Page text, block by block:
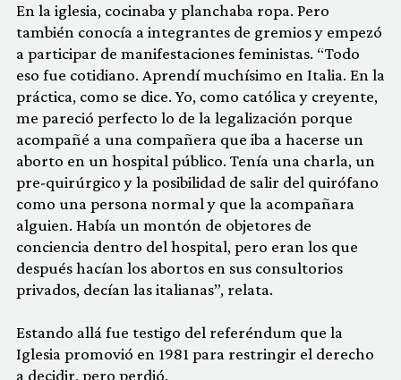
En la iglesia, cocinaba y planchaba ropa. Pero
también conocía a integrantes de gremios y empezó
a participar de manifestaciones feministas. “Todo
eso fue cotidiano. Aprendí muchísimo en Italia. En la
práctica, como se dice. Yo, como católica y creyente,
me pareció perfecto lo de la legalización porque
acompañé a una compañera que iba a hacerse un
aborto en un hospital público. Tenía una charla, un
pre-quirúrgico y la posibilidad de salir del quirófano
como una persona normal y que la acompañara
alguien. Había un montón de objetores de
conciencia dentro del hospital, pero eran los que
después hacían los abortos en sus consultorios
privados, decían las italianas”, relata.
Estando allá fue testigo del referéndum que la
Iglesia promovió en 1981 para restringir el derecho
a decidir, pero perdió.